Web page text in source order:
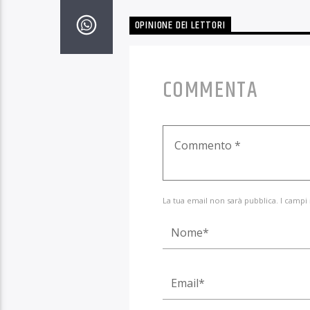
OPINIONE DEI LETTORI
COMMENTA
La tua email non sarà pubblica. I